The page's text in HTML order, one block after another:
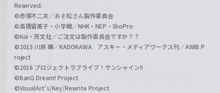
Reserved.
©赤塚不二夫／おそ松さん製作委員会
©高橋留美子・小学館／NHK・NEP・ShoPro
©Koi・芳文社／ご注文は製作委員会ですか？？
©2015 川原 礫／KADOKAWA アスキー・メディアワークス刊／AWIB P
roject
©2016 プロジェクトラブライブ！サンシャイン!!
©BanG Dream! Project
©VisualArt's/Key/Rewrite Project